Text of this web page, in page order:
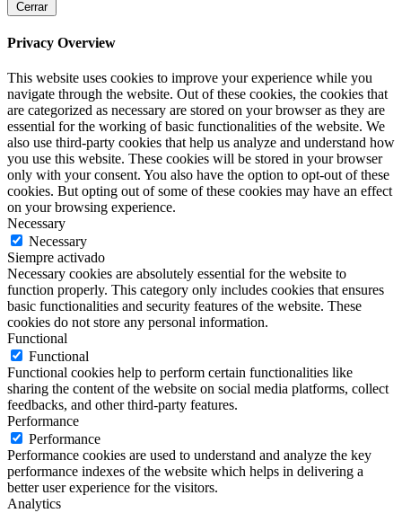
Cerrar
Privacy Overview
This website uses cookies to improve your experience while you
navigate through the website. Out of these cookies, the cookies that
are categorized as necessary are stored on your browser as they are
essential for the working of basic functionalities of the website. We
also use third-party cookies that help us analyze and understand how
you use this website. These cookies will be stored in your browser
only with your consent. You also have the option to opt-out of these
cookies. But opting out of some of these cookies may have an effect
on your browsing experience.
Necessary
Necessary
Siempre activado
Necessary cookies are absolutely essential for the website to
function properly. This category only includes cookies that ensures
basic functionalities and security features of the website. These
cookies do not store any personal information.
Functional
Functional
Functional cookies help to perform certain functionalities like
sharing the content of the website on social media platforms, collect
feedbacks, and other third-party features.
Performance
Performance
Performance cookies are used to understand and analyze the key
performance indexes of the website which helps in delivering a
better user experience for the visitors.
Analytics